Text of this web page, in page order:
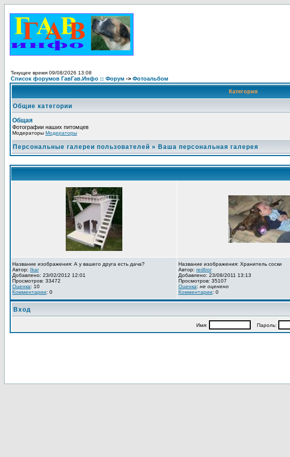
Текущее время 09/08/2026 13:08
Список форумов ГавГав.Инфо :: Форум -> Фотоальбом
Категория
Общие категории
Общая
Фотографии наших питомцев
Модераторы Модераторы
Персональные галереи пользователей » Ваша персональная галерея
Название изображения: А у вашего друга есть дача?
Автор: Ikar
Добавлено: 23/02/2012 12:01
Просмотров: 33472
Оценка: 10
Комментарии: 0
Название изображения: Хранитель соски
Автор: redbor
Добавлено: 23/08/2011 13:13
Просмотров: 35107
Оценка: не оценено
Комментарии: 0
Вход
Имя: Пароль: